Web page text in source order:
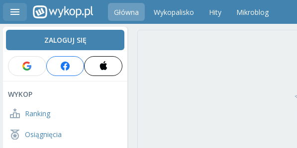
Główna Wykopalisko Hity Mikroblog
ZALOGUJ SIĘ
WYKOP
Ranking
Osiągnięcia